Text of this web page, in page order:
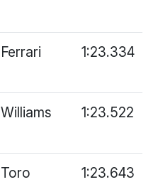
Ferrari 1:23.334
Williams 1:23.522
Toro
1:23.643